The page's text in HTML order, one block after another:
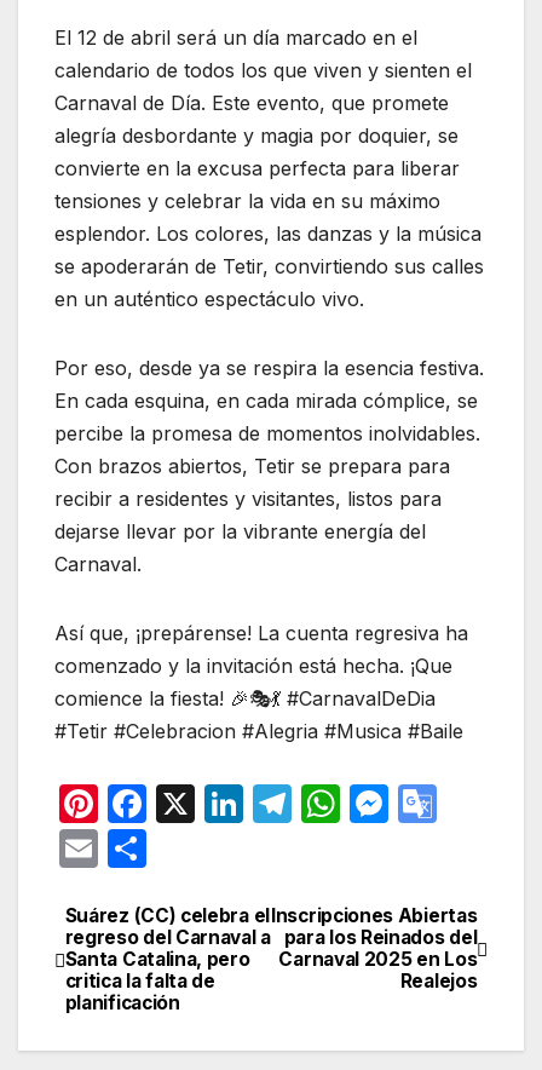
El 12 de abril será un día marcado en el
calendario de todos los que viven y sienten el
Carnaval de Día. Este evento, que promete
alegría desbordante y magia por doquier, se
convierte en la excusa perfecta para liberar
tensiones y celebrar la vida en su máximo
esplendor. Los colores, las danzas y la música
se apoderarán de Tetir, convirtiendo sus calles
en un auténtico espectáculo vivo.
Por eso, desde ya se respira la esencia festiva.
En cada esquina, en cada mirada cómplice, se
percibe la promesa de momentos inolvidables.
Con brazos abiertos, Tetir se prepara para
recibir a residentes y visitantes, listos para
dejarse llevar por la vibrante energía del
Carnaval.
Así que, ¡prepárense! La cuenta regresiva ha
comenzado y la invitación está hecha. ¡Que
comience la fiesta! 🎉🎭💃 #CarnavalDeDia
#Tetir #Celebracion #Alegria #Musica #Baile
Pi
nt
er
e
st
F
e
b
o
X
Li
e
dI
T
gr
a
W
s
A
M
s
e
n
gl
e
Tr
E
ail m
p
ar
tir
Navegación
de
entradas
Inscripciones Abiertas
para los Reinados del
Carnaval 2025 en Los
Realejos
Suárez (CC) celebra el
regreso del Carnaval a
Santa Catalina, pero
critica la falta de
planificación